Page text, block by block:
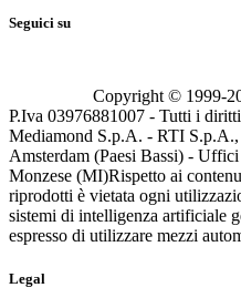
Seguici su
Copyright © 1999-
P.Iva 03976881007 - Tutti i
Mediamond S.p.A. - RTI S.p.A.,
Amsterdam (Paesi Bassi) -
Monzese (MI)Rispetto ai
riprodotti è vietata ogni
sistemi di intelligenza artificiale
espresso di utilizzare mezzi
Legal